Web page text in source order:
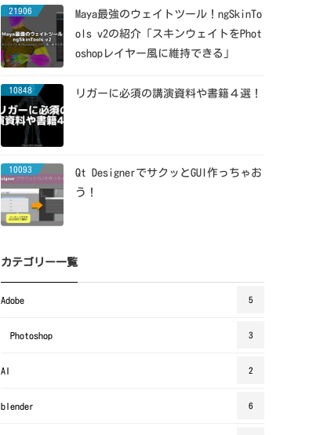
21906
Maya最強のウェイトツール！ngSkinTo
ols v2の紹介「スキンウェイトをPhot
oshopレイヤー風に維持できる」
10848 リガーに必須の講演資料や書籍４選！
10093
Qt DesignerでサクッとGUI作っちゃお
う！
カテゴリー一覧
Adobe 5
Photoshop 3
AI 2
blender 6